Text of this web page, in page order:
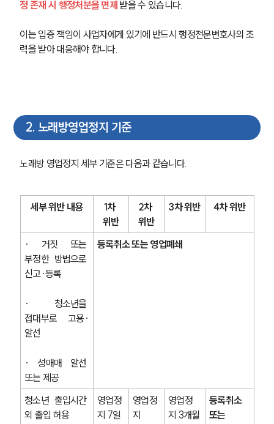
정 존재 시 행정처분을 면제 받을 수 있습니다.
이는 입증 책임이 사업자에게 있기에 반드시 행정전문변호사의 조
력을 받아 대응해야 합니다.
2. 노래방영업정지 기준
노래방 영업정지 세부 기준은 다음과 같습니다.
세부 위반 내용
1차
위반
2차
위반
3차 위반 4차 위반
· 거짓 또는
부정한 방법으로
신고·등록
· 청소년을
접대부로 고용·
알선
· 성매매 알선
또는 제공
등록취소 또는 영업폐쇄
청소년 출입시간
외 출입 허용
영업정
지 7일
영업정
지
영업정
지 3개월
등록취소
또는